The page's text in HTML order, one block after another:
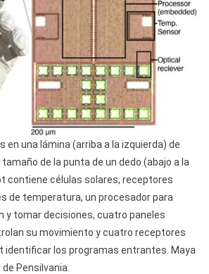
en una lámina (arriba a la izquierda) de
de la punta de un dedo (abajo a la
contiene células solares, receptores
de temperatura, un procesador para
y tomar decisiones, cuatro paneles
su movimiento y cuatro receptores
identificar los programas entrantes. Maya
Pensilvania.